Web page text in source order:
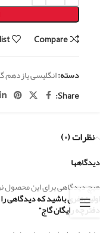
Compare
دسته:انگلیسی یازدهم,
Share:
نظرات (۰)
دیدگاهها
هیچ دیدگاهی برای این
اولین نفری باشید که
دفترچه رایگان گاج”